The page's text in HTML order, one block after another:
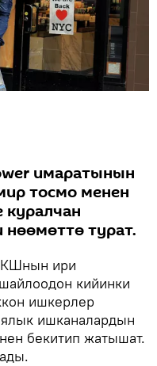
имаратынын
тосмо менен
куралчан
турат.
ири
кийинки
ишкерлер
ишканалардын
бекитип жатышат.